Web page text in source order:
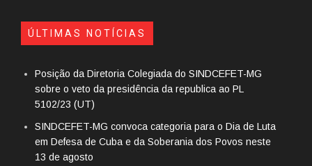
ÚLTIMAS NOTÍCIAS
Posição da Diretoria Colegiada do SINDCEFET-MG
sobre o veto da presidência da republica ao PL
5102/23 (UT)
SINDCEFET-MG convoca categoria para o Dia de Luta
em Defesa de Cuba e da Soberania dos Povos neste
13 de agosto